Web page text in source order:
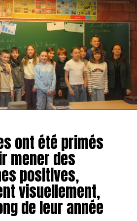
ont été primés
mener des
positives,
visuellement,
de leur année